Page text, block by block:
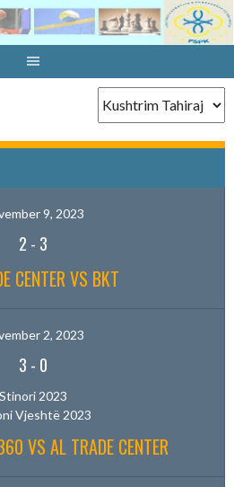
9, 2023
2 - 3
CENTER VS BKT
2, 2023
3 - 0
Stinori 2023
Vjeshtë 2023
VS AL TRADE CENTER